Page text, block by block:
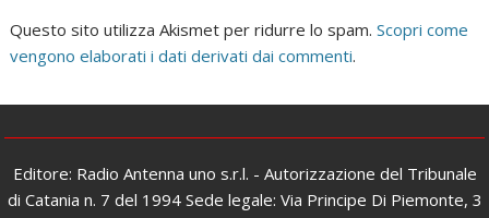
Questo sito utilizza Akismet per ridurre lo spam.Scopri come
vengono elaborati i dati derivati dai commenti.
Editore: Radio Antenna uno s.r.l. - Autorizzazione del Tribunale
di Catania n. 7 del 1994 Sede legale: Via Principe Di Piemonte, 3